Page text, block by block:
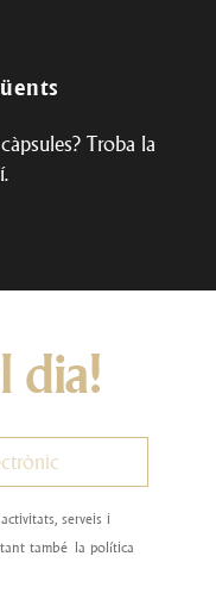
Troba la
.
dia!
serveis i
també la política